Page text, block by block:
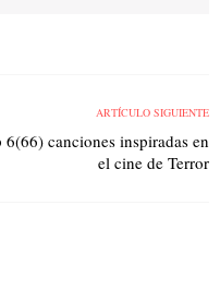
ARTÍCULO SIGUIENTE
6(66) canciones inspiradas en
el cine de Terror